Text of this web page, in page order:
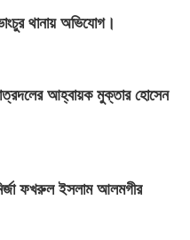
থানায় অভিযোগ।
আহ্বায়ক মুক্তার হোসেন
ফখরুল ইসলাম আলমগীর